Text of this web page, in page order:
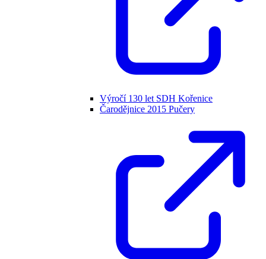
Výročí 130 let SDH Kořenice
Čarodějnice 2015 Pučery